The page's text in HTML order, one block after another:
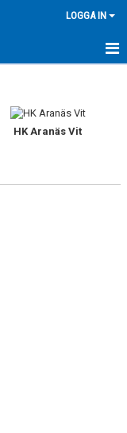
LOGGA IN
HK Aranäs Vit